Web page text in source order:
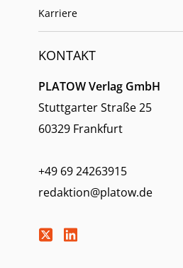
Karriere
KONTAKT
PLATOW Verlag GmbH
Stuttgarter Straße 25
60329 Frankfurt
+49 69 24263915
redaktion@platow.de